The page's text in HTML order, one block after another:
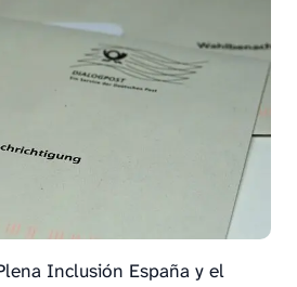
Inclusión España y el